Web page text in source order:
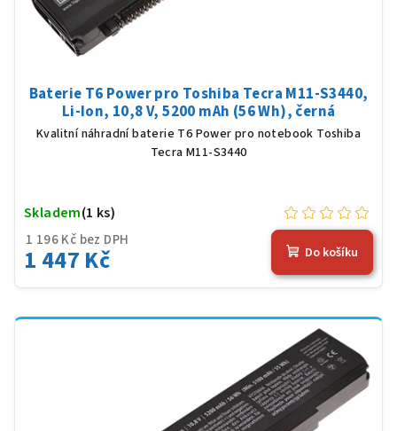
Baterie T6 Power pro Toshiba Tecra M11-S3440,
Li-Ion, 10,8 V, 5200 mAh (56 Wh), černá
Kvalitní náhradní baterie T6 Power pro notebook Toshiba
Tecra M11-S3440
1 196 Kč bez DPH
1 447 Kč
Skladem(1 ks)
Do košíku